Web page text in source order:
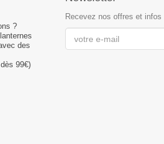
?
des
99€)
Recevez nos offres et infos